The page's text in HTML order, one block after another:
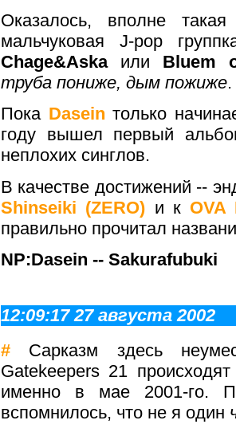
Оказалось, вполне
мальчуковая J-pop
Chage&Askaили Bluem
труба пониже, дым пожиже
Пока Dasein только
году вышел первый
неплохих синглов.
В качестве достижений --
Shinseiki (ZERO) и к OVA
правильно прочитал
NP:Dasein -- Sakurafubuki
12:09:17 27 августа 2002
# Сарказм здесь
Gatekeepers 21
именно в мае 2001-го.
вспомнилось, что не я один